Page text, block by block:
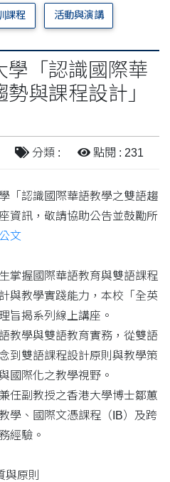
課程 活動與演講
學「認識國際華
與課程設計」
分類 : 點閱 : 231
「認識國際華語教學之雙語趨
資訊，敬請協助公告並鼓勵所
公文
掌握國際華語教育與雙語課程
與教學實踐能力，本校「全英
旨揭系列線上講座。
教學與雙語教育實務，從雙語
到雙語課程設計原則與教學策
國際化之教學視野。
任副教授之香港大學博士鄒蕙
學、國際文憑課程（IB）及跨
經驗。
原則